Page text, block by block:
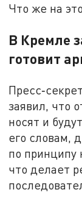
Что же на
В Кремле
готовит
заявил, что
носят и
его словам,
по принципу
что делает